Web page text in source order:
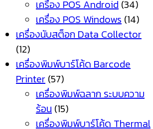
เครื่อง POS Android (34)
เครื่อง POS Windows (14)
เครื่องนับสต็อก Data Collector
(12)
เครื่องพิมพ์บาร์โค้ด Barcode
Printer (57)
เครื่องพิมพ์ฉลาก ระบบความ
ร้อน (15)
เครื่องพิมพ์บาร์โค้ด Thermal